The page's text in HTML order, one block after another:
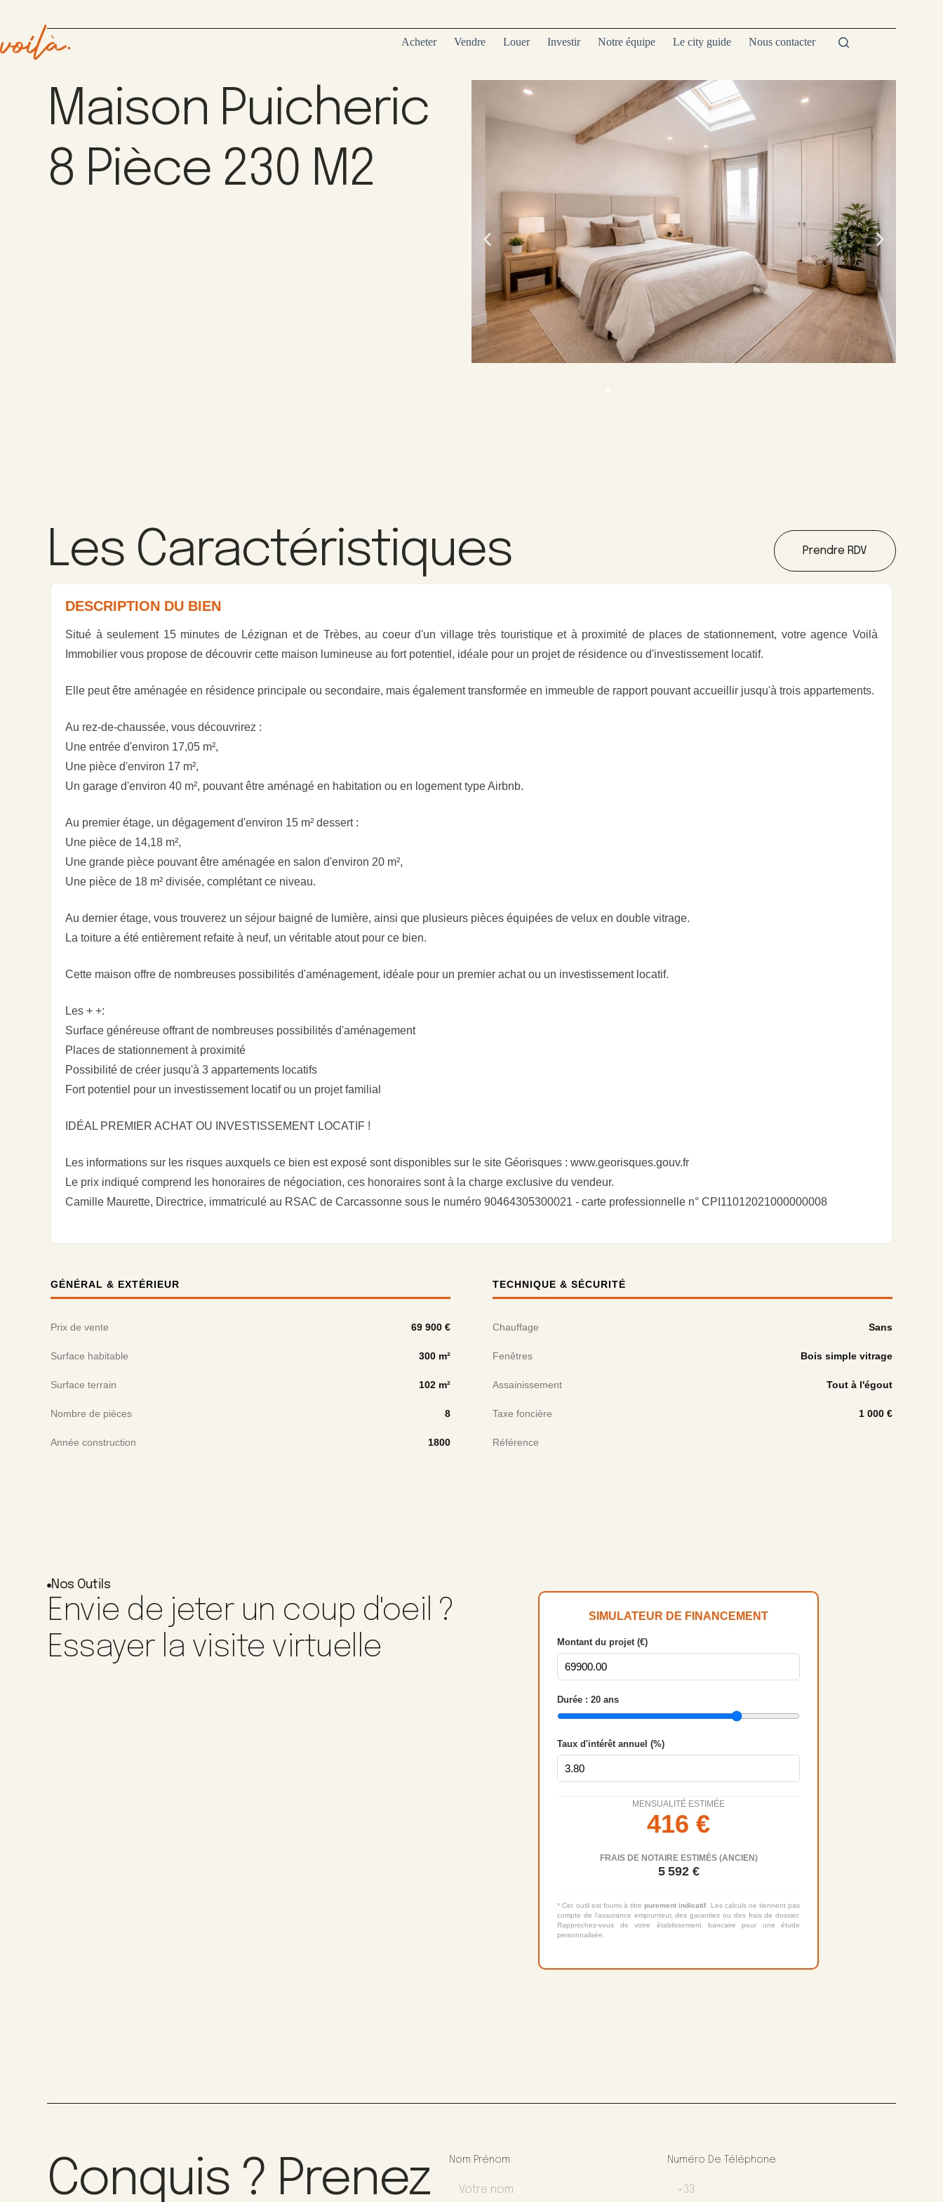
Acheter Vendre Louer Investir Notre équipe Le city guide Nous contacter
Maison Puicheric
8 Pièce 230 M2
Les Caractéristiques Prendre RDV
DESCRIPTION DU BIEN
Situé à seulement 15 minutes de Lézignan et de Trèbes, au coeur d'un village très touristique et à proximité de places de stationnement, votre agence Voilà
Immobilier vous propose de découvrir cette maison lumineuse au fort potentiel, idéale pour un projet de résidence ou d'investissement locatif.
Elle peut être aménagée en résidence principale ou secondaire, mais également transformée en immeuble de rapport pouvant accueillir jusqu'à trois appartements.
Au rez-de-chaussée, vous découvrirez :
Une entrée d'environ 17,05 m²,
Une pièce d'environ 17 m²,
Un garage d'environ 40 m², pouvant être aménagé en habitation ou en logement type Airbnb.
Au premier étage, un dégagement d'environ 15 m² dessert :
Une pièce de 14,18 m²,
Une grande pièce pouvant être aménagée en salon d'environ 20 m²,
Une pièce de 18 m² divisée, complétant ce niveau.
Au dernier étage, vous trouverez un séjour baigné de lumière, ainsi que plusieurs pièces équipées de velux en double vitrage.
La toiture a été entièrement refaite à neuf, un véritable atout pour ce bien.
Cette maison offre de nombreuses possibilités d'aménagement, idéale pour un premier achat ou un investissement locatif.
Les + +:
Surface généreuse offrant de nombreuses possibilités d'aménagement
Places de stationnement à proximité
Possibilité de créer jusqu'à 3 appartements locatifs
Fort potentiel pour un investissement locatif ou un projet familial
IDÉAL PREMIER ACHAT OU INVESTISSEMENT LOCATIF !
Les informations sur les risques auxquels ce bien est exposé sont disponibles sur le site Géorisques : www.georisques.gouv.fr
Le prix indiqué comprend les honoraires de négociation, ces honoraires sont à la charge exclusive du vendeur.
Camille Maurette, Directrice, immatriculé au RSAC de Carcassonne sous le numéro 90464305300021 - carte professionnelle n° CPI11012021000000008
GÉNÉRAL & EXTÉRIEUR
Prix de vente 69 900 €
Surface habitable 300 m²
Surface terrain 102 m²
Nombre de pièces 8
Année construction 1800
TECHNIQUE & SÉCURITÉ
Chauffage Sans
Fenêtres Bois simple vitrage
Assainissement Tout à l'égout
Taxe foncière 1 000 €
Référence
Nos Outils
Envie de jeter un coup d'oeil ?
Essayer la visite virtuelle
SIMULATEUR DE FINANCEMENT
Montant du projet (€)
Durée :20 ans
Taux d'intérêt annuel (%)
MENSUALITÉ ESTIMÉE
416 €
FRAIS DE NOTAIRE ESTIMÉS (ANCIEN)
5 592€
* Cet outil est fourni à titrepurement indicatif. Les calculs ne tiennent pas
compte de l'assurance emprunteur, des garanties ou des frais de dossier.
Rapprochez-vous de votre établissement bancaire pour une étude
personnalisée.
Conquis ? Prenez Nom Prénom Numéro De Téléphone